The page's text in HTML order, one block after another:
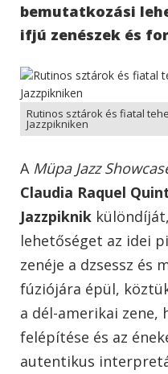
bemutatkozási
ifjú zenészek és
Rutinos sztárok és fiatal
Jazzpikniken
A Müpa Jazz
Claudia Raquel
Jazzpiknik
lehetőséget az idei
zenéje a dzsessz és
fúziójára épül,
a dél-amerikai zene,
felépítése és az
autentikus